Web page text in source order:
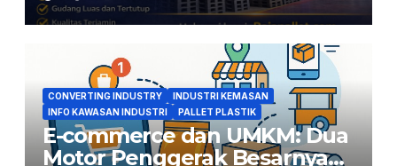
CONVERTING INDUSTRY
INDUSTRI KEMASAN
INFO KAWASAN INDUSTRI
PALLET PLASTIK
E-commerce dan UMKM: Dua
Motor Penggerak Besarnya